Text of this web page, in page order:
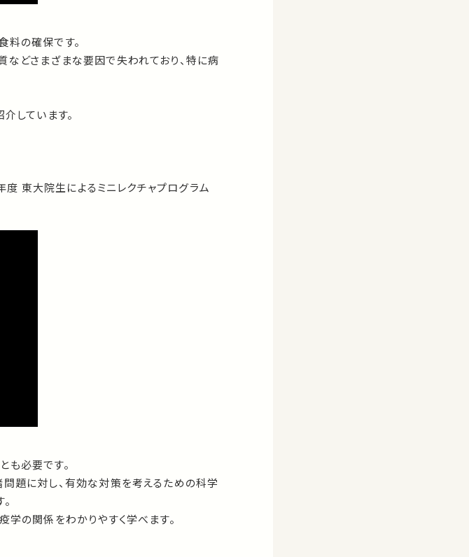
料の確保です。
どさまざまな要因で失われており、特に病
しています。
度 東大院生によるミニレクチャプログラム
も必要です。
題に対し、有効な対策を考えるための科学
学の関係をわかりやすく学べます。